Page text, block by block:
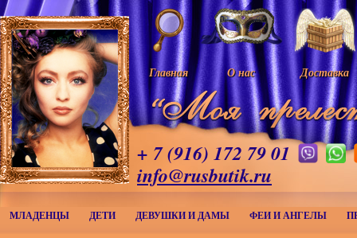
Главная О нас Доставка
+ 7 (916) 172 79 01
info@rusbutik.ru
МЛАДЕНЦЫ ДЕТИ ДЕВУШКИ И ДАМЫ ФЕИ И АНГЕЛЫ